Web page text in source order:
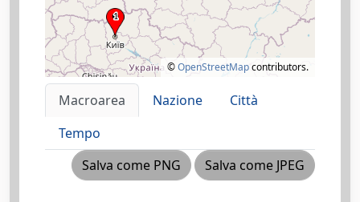
©OpenStreetMapcontributors.
Macroarea Nazione
Città
Tempo
Salva come PNG
Salva come JPEG